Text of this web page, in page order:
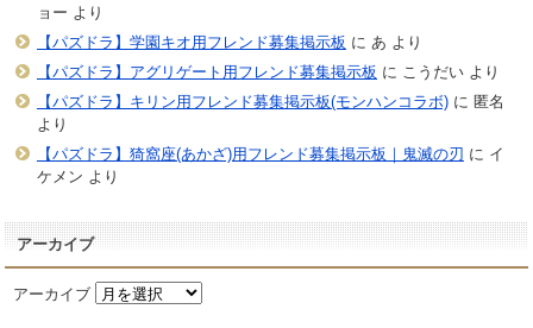
ョー より
【パズドラ】学園キオ用フレンド募集掲示板 に あ より
【パズドラ】アグリゲート用フレンド募集掲示板 に こうだいより
【パズドラ】キリン用フレンド募集掲示板(モンハンコラボ)に 匿名
より
【パズドラ】猗窩座(あかざ)用フレンド募集掲示板｜鬼滅の刃 に イ
ケメン より
アーカイブ
アーカイブ